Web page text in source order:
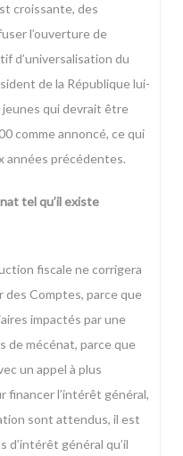
croissante, des
l’ouverture de
d’universalisation du
de la République lui-
jeunes qui devrait être
comme annoncé, ce qui
années précédentes.
tel qu’il existe
fiscale ne corrigera
des Comptes, parce que
impactés par une
de mécénat, parce que
un appel à plus
financer l’intérêt général,
sont attendus, il est
d’intérêt général qu’il